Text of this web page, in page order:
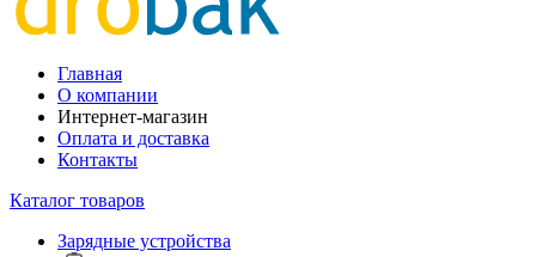
Главная
О компании
Интернет-магазин
Оплата и доставка
Контакты
Каталог товаров
Зарядные устройства